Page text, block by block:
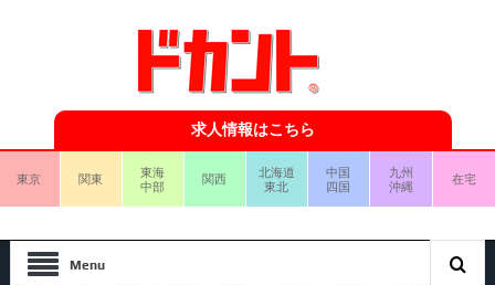
求人情報はこちら
東京 関東
東海
中部
関西
北海道
東北
中国
四国
九州
沖縄
在宅
Menu